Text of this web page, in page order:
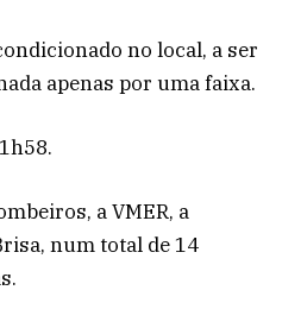
no local, a ser
apenas por uma faixa.
a VMER, a
num total de 14